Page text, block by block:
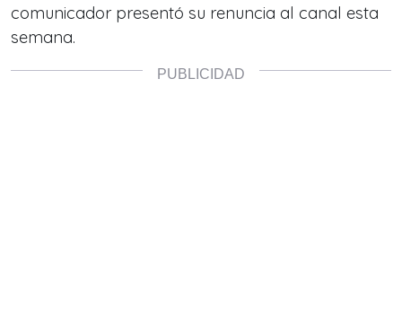
comunicador presentó su renuncia al canal esta
semana.